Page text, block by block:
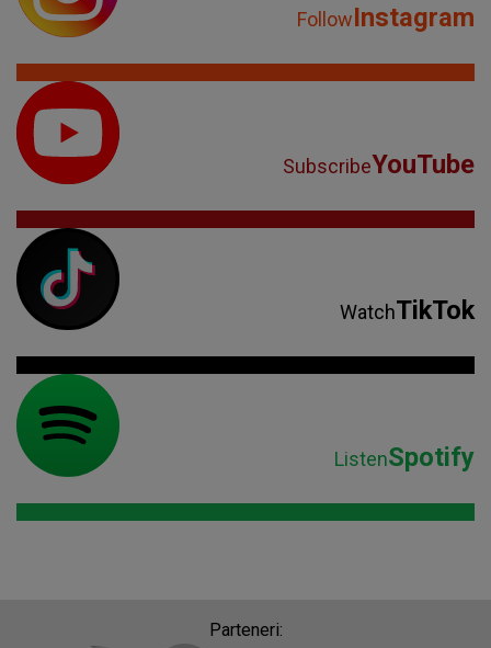
FollowInstagram
SubscribeYouTube
WatchTikTok
ListenSpotify
Parteneri: